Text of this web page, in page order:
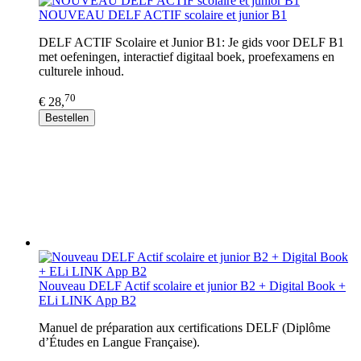
NOUVEAU DELF ACTIF scolaire et junior B1
DELF ACTIF Scolaire et Junior B1: Je gids voor DELF B1
met oefeningen, interactief digitaal boek, proefexamens en
culturele inhoud.
€ 28,70
Bestellen
Nouveau DELF Actif scolaire et junior B2 + Digital Book +
ELi LINK App B2
Manuel de préparation aux certifications DELF (Diplôme
d’Études en Langue Française).